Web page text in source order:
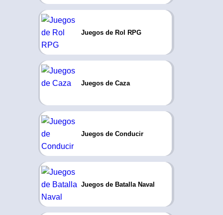
Juegos de Rol RPG
Juegos de Caza
Juegos de Conducir
Juegos de Batalla Naval